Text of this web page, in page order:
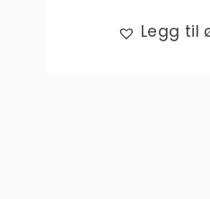
Legg til